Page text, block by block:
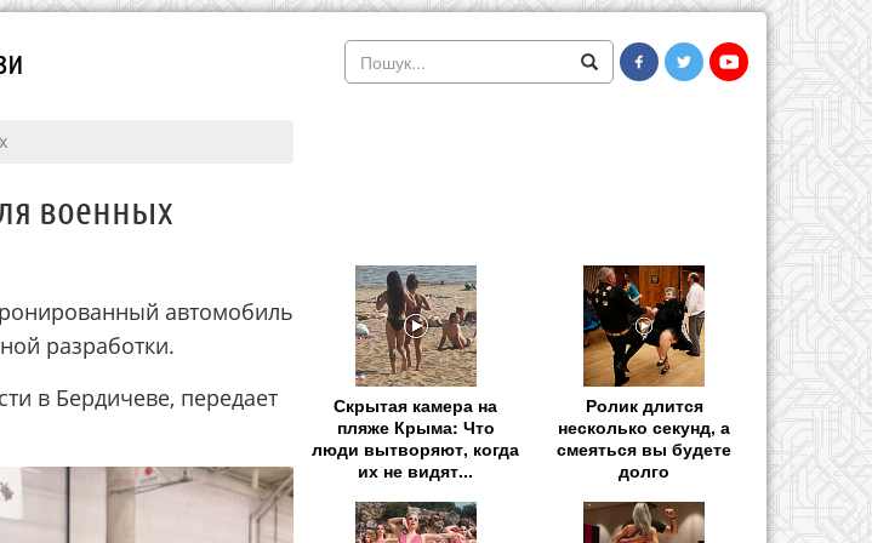
военных
автомобиль
разработки.
в Бердичеве, передает
Скрытая камера на
пляже Крыма: Что
люди вытворяют, когда
их не видят...
Ролик длится
несколько секунд, а
смеяться вы будете
долго